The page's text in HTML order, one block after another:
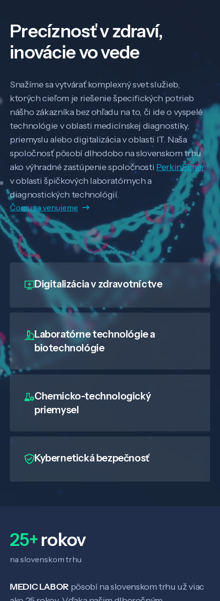
Precíznosť v zdraví,
inovácie vo vede
Snažíme sa vytvárať komplexný svet služieb,
ktorých cieľom je riešenie špecifických potrieb
nášho zákazníka bez ohľadu na to, či ide o vyspelé
technológie v oblasti medicínskej diagnostiky,
priemyslu alebo digitalizácia v oblasti IT. Naša
spoločnosť pôsobí dlhodobo na slovenskom trhu
ako výhradné zastúpenie spoločnosti PerkinElmer
v oblasti špičkových laboratórnych a
diagnostických technológií.
Čomu sa venujeme
Digitalizáciav zdravotníctve
Laboratórne technológie a
biotechnológie
Chemicko-technologický
priemysel
Kybernetická bezpečnosť
25+rokov
na slovenskom trhu
MEDIC LABOR pôsobí na slovenskom trhu už viac